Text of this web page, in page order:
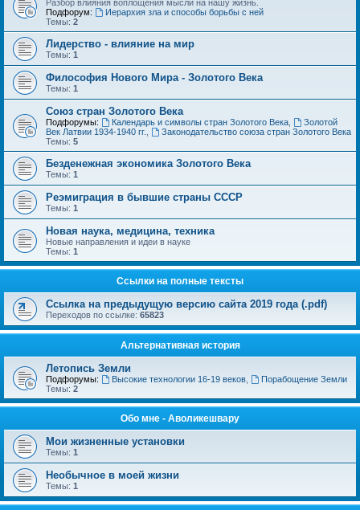
Разбор влияния воплощения мысли на нашу жизнь.
Подфорум:
Иерархия зла и способы борьбы с ней
Темы: 2
Лидерство - влияние на мир
Темы: 1
Философия Нового Мира - Золотого Века
Темы: 1
Cоюз стран Золотого Века
Подфорумы: Календарь и символы стран Золотого Века,
Золотой
Век Латвии 1934-1940 гг.
Законодательство союза стран Золотого Века
Темы: 5
Безденежная экономика Золотого Века
Темы: 1
Реэмиграция в бывшие страны СССР
Темы: 1
Новая наука, медицина, техника
Новые направления и идеи в науке
Темы: 1
Ссылки на полные тексты
Ссылка на предыдущую версию сайта 2019 года (.pdf)
Переходов по ссылке: 65823
Альтернативная история
Летопись Земли
Подфорумы: Высокие технологии 16-19 веков,
Порабощение Земли
Темы: 2
Обо мне - Аволикешвару
Мои жизненные установки
Темы: 1
Необычное в моей жизни
Темы: 1